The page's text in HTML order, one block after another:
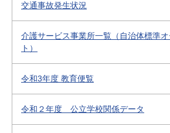
交通事故発生状況
介護サービス事業所一覧（自治体標準
ト）
令和3年度 教育便覧
令和２年度 公立学校関係データ